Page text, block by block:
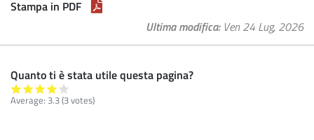
Stampa in PDF
Ultima modifica Ven 24 Lug, 2026
Quanto ti è stata utile questa pagina?
Average: 3.3(3votes)